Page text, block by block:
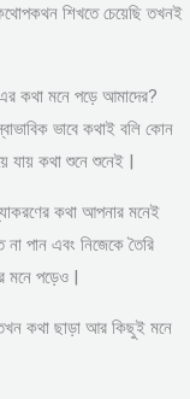
শিখতে চেয়েছি তখনই
কথা মনে পড়ে আমাদের?
ভাবে কথাই বলি কোন
যায় কথা শুনে শুনেই |
কথা আপনার মনেই
পান এবং নিজেকে তৈরি
মনে পড়েও |
তখন কথা ছাড়া আর কিছুই মনে